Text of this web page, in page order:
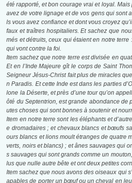
été rapporté, et bon courage vrai et loyal.
avez de votre lignage et de vos gens qui sont
ls vous avez confiance et dont vous croyez
faux et traîtres hospitaliers. Et sachez que
més et détruits, ceux qui étaient en notre
qui vont contre la foi.
Item sachez que notre terre est divisée en
Et en l’Inde Majeure gît le corps de Saint
Seigneur Jésus-Christ fait plus de miracles
n Paradis. Et cette Inde est dans les parties
lone la Déserte, et près d’une tour qu’on
ôté du Septentrion, est grande abondance de
utes choses qui sont bonnes à soutenir et
Item en notre terre sont les éléphants et
e dromadaires ; et chevaux blancs et bœufs
ours blancs et lions moult étranges de quatre
verts, noirs et blancs) ; et ânes sauvages qui
s sauvages qui sont grands comme un
lus que nulle autre bête et ont deux petites
Item sachez que nous avons des oiseaux qui
apables de porter un bœuf ou un cheval en